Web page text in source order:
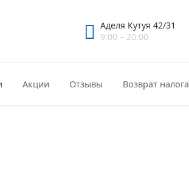
Аделя Кутуя 42/31
9:00 – 20:00
Акции Отзывы Возврат налога